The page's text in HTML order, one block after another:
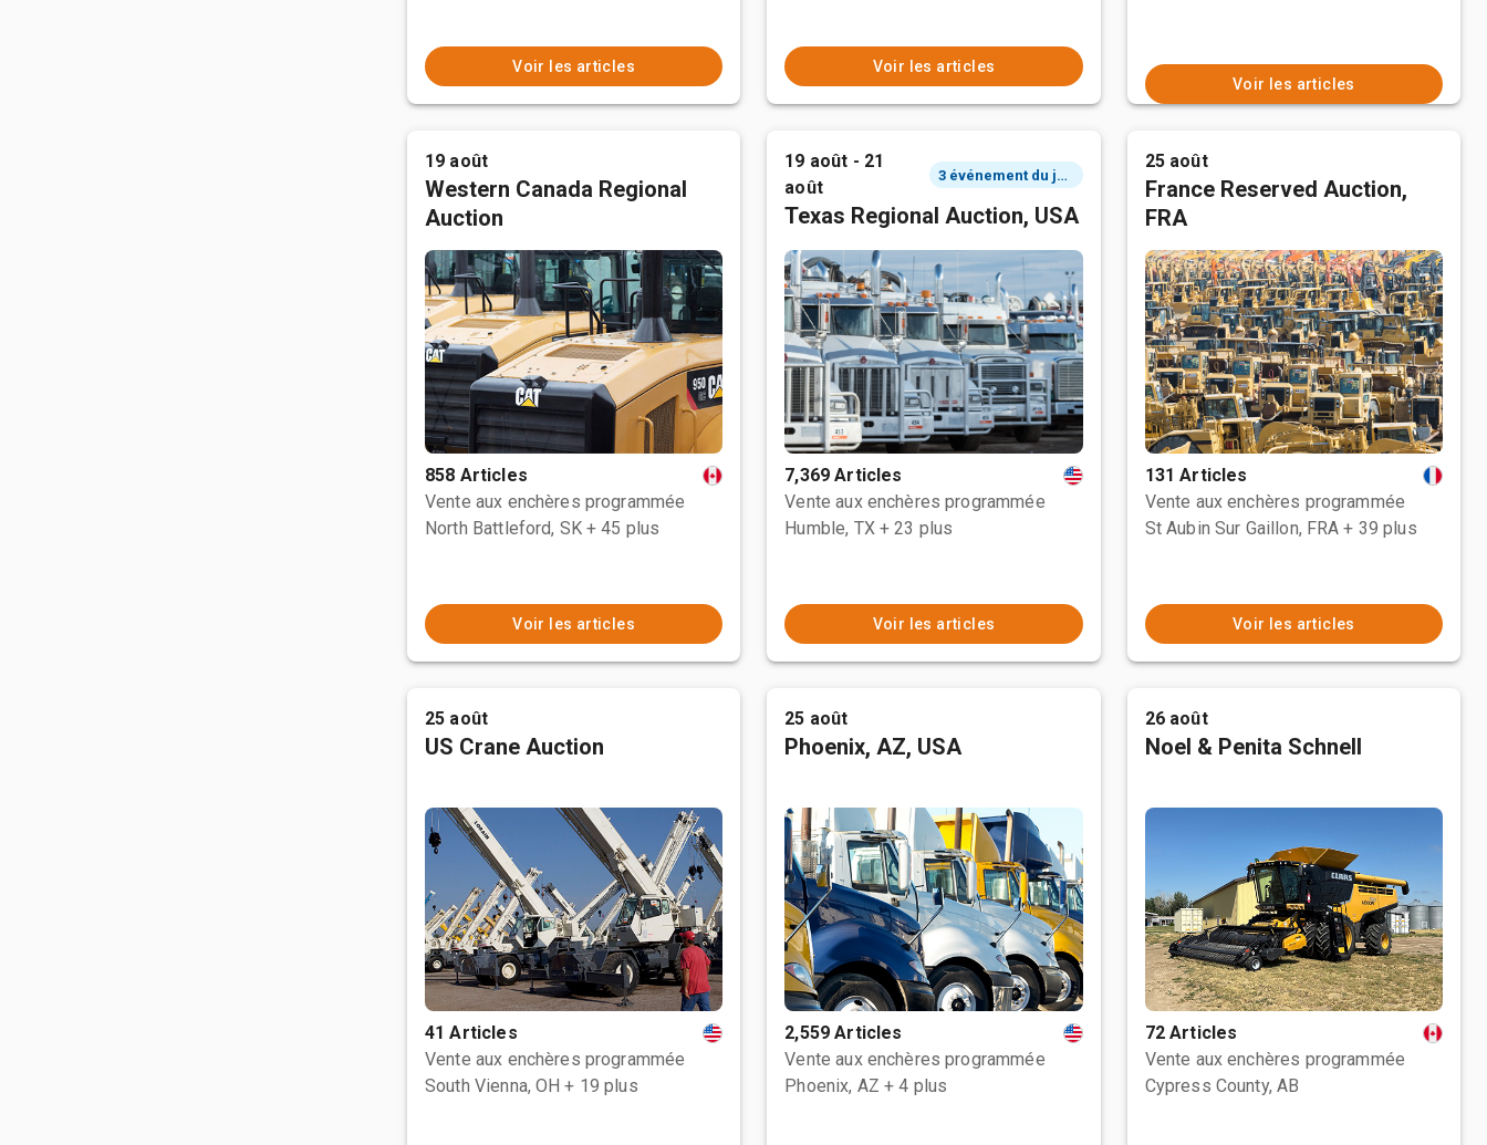
Voir les articles Voir les articles
Voir les articles
19 août
Western Canada Regional
Auction
858 Articles
Vente aux enchères programmée
North Battleford, SK + 45 plus
Voir les articles
19 août - 21
août
3 événement du jour
Texas Regional Auction, USA
7,369 Articles
Vente aux enchères programmée
Humble, TX + 23 plus
Voir les articles
25 août
France Reserved Auction,
FRA
131 Articles
Vente aux enchères programmée
St Aubin Sur Gaillon, FRA + 39 plus
Voir les articles
25 août
US Crane Auction
41 Articles
Vente aux enchères programmée
South Vienna, OH + 19 plus
25 août
Phoenix, AZ, USA
2,559 Articles
Vente aux enchères programmée
Phoenix, AZ + 4 plus
26 août
Noel & Penita Schnell
72 Articles
Vente aux enchères programmée
Cypress County, AB